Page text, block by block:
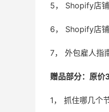
5， Shopify店
6， Shopify店
7， 外包雇人指
赠品部分：原
1， 抓住哪几个